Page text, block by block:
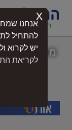
מעסיק צא
אנחנו
להתחיל
יש לקרוא
לקריאת
x